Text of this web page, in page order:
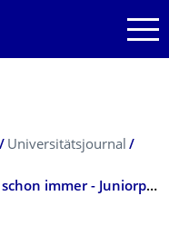
Universitätsjournal
Die »alten Steine« faszinierten ihn schon immer - Juniorprofessor Dr. Mario Baumann